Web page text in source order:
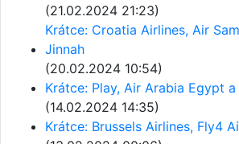
(21.02.2024 21:23)
Krátce: Croatia Airlines, Air
Jinnah
(20.02.2024 10:54)
Krátce: Play, Air Arabia Egypt
(14.02.2024 14:35)
Krátce: Brussels Airlines, Fly4